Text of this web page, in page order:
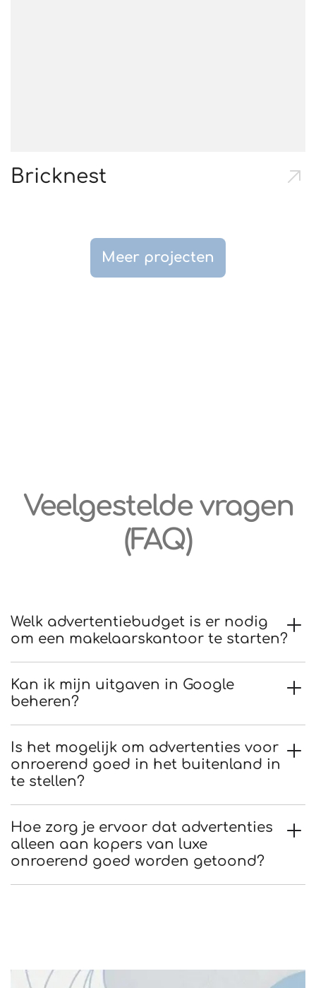
Bricknest
Meer projecten
Veelgestelde vragen
(FAQ)
Welk advertentiebudget is er nodig
om een makelaarskantoor te starten?
Kan ik mijn uitgaven in Google
beheren?
Is het mogelijk om advertenties voor
onroerend goed in het buitenland in
te stellen?
Hoe zorg je ervoor dat advertenties
alleen aan kopers van luxe
onroerend goed worden getoond?